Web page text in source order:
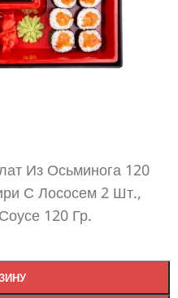
Из Осьминога 120
С Лососем 2 Шт.,
120 Гр.